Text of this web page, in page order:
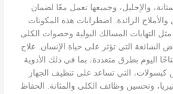
والإحليل، وجميعها تعمل معًا لضمان
الزائدة. اضطرابات هذه المكونات
التهابات المسالك البولية وحصوات الكلى
الشائعة التي تؤثر على حياة الإنسان. علاج
اليوم بطرق متعددة، بما في ذلك الأدوية
كبسولات، التي تساعد على تنظيف الجهاز
وتحسين وظائف الكلى والمثانة. الحفاظ